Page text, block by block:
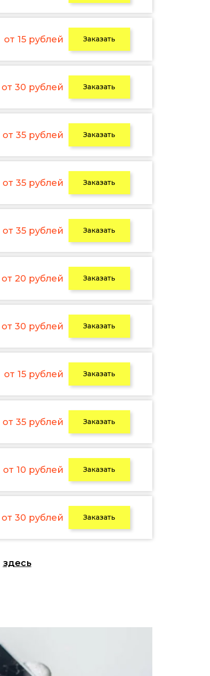
от 15 рублей Заказать
от 30 рублей Заказать
от 35 рублей Заказать
от 35 рублей Заказать
от 35 рублей Заказать
от 20 рублей Заказать
от 30 рублей Заказать
от 15 рублей Заказать
от 35 рублей Заказать
от 10 рублей Заказать
от 30 рублей Заказать
здесь